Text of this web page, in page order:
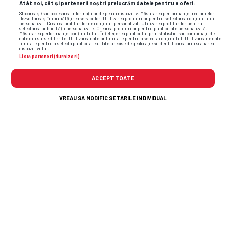
Atât noi, cât și partenerii noștri prelucrăm datele pentru a oferi:
Stocarea și/sau accesarea informațiilor de pe un dispozitiv. Măsurarea performanței reclamelor.
Dezvoltarea și îmbunătățirea serviciilor. Utilizarea profilurilor pentru selectarea conținutului
personalizat. Crearea profilurilor de conținut personalizat. Utilizarea profilurilor pentru
selectarea publicității personalizate. Crearea profilurilor pentru publicitate personalizată.
Măsurarea performanței conținutului. Înțelegerea publicului prin statistici sau combinații de
date din surse diferite. Utilizarea datelor limitate pentru a selecta conținutul. Utilizarea de date
limitate pentru a selecta publicitatea. Date precise de geolocație și identificarea prin scanarea
dispozitivului.
Listă parteneri (furnizori)
ACCEPT TOATE
VREAU SA MODIFIC SETARILE INDIVIDUAL